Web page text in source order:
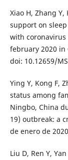
Xiao H, Zhang
support on
with coronavirus
february 2020 in
doi: 10.12659/
Ying Y, Kong F,
status among
Ningbo, China
19) outbreak: a
de enero de
Liu D, Ren Y,